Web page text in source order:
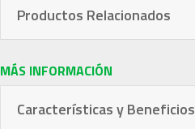
Productos Relacionados
MÁS INFORMACIÓN
Características y Beneficios